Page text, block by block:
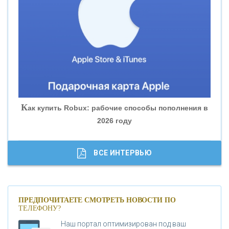
«БАНК ГЛОБЭКС»
«СОВКОМБАНК»
«ГАЗПРОМБАНК»
«МОСКОВСКИЙ КРЕДИТНЫЙ БАНК»
Как купить Robux: рабочие способы пополнения в
2026 году
ВСЕ ИНТЕРВЬЮ
ПРЕДПОЧИТАЕТЕ СМОТРЕТЬ НОВОСТИ ПО
ТЕЛЕФОНУ?
Наш портал оптимизирован под ваш